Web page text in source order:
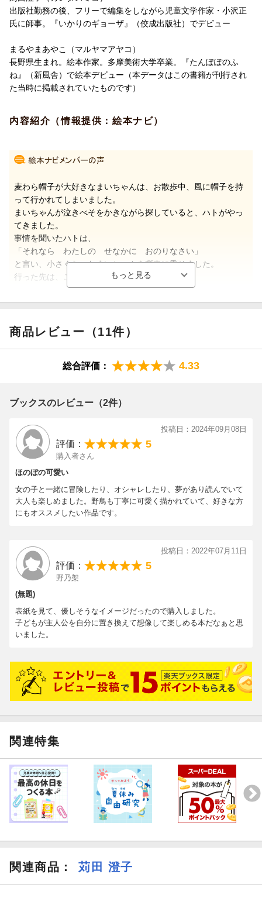
出版社勤務の後、フリーで編集をしながら児童文学作家・小沢正
氏に師事。『いかりのギョーザ』（佼成出版社）でデビュー
まるやまあやこ（マルヤマアヤコ）
長野県生まれ。絵本作家。多摩美術大学卒業。『たんぽぽのふ
ね』（新風舎）で絵本デビュー（本データはこの書籍が刊行され
た当時に掲載されていたものです）
内容紹介（情報提供：絵本ナビ）
麦わら帽子が大好きなまいちゃんは、お散歩中、風に帽子を持
って行かれてしまいました。
まいちゃんが泣きべそをかきながら探していると、ハトがやっ
てきました。
事情を聞いたハトは、
「それなら わたしの せなかに おのりなさい」
と言い、小さくなったまいちゃんを背中に乗せました。
行った先は、ことりのデパートでした。
たのですね。
普段見かける小鳥たちの美しさに、得心がいきました。
まいちゃんはデパートで麦わら帽子のことを忘れかけていたみ
色々な行動が子どもらしくて、好感を抱きました。
失くしものをしやすいお子さんたちに好かれそうな、優しい文
章と色彩の絵本です。（めむたんさん 40代・広島県 男の子
20歳）
【情報提供・絵本ナビ】
商品レビュー（11件）
総合評価： 4.33
ブックスのレビュー（2件）
投稿日：2024年09月08日
評価： 5
購入者さん
ほのぼの可愛い
女の子と一緒に冒険したり、オシャレしたり、夢があり読んでいて
大人も楽しめました。野鳥も丁寧に可愛く描かれていて、好きな方
にもオススメしたい作品です。
投稿日：2022年07月11日
評価： 5
野乃架
(無題)
表紙を見て、優しそうなイメージだったので購入しました。
子どもが主人公を自分に置き換えて想像して楽しめる本だなぁと思
いました。
関連特集
関連商品 ： 苅田 澄子